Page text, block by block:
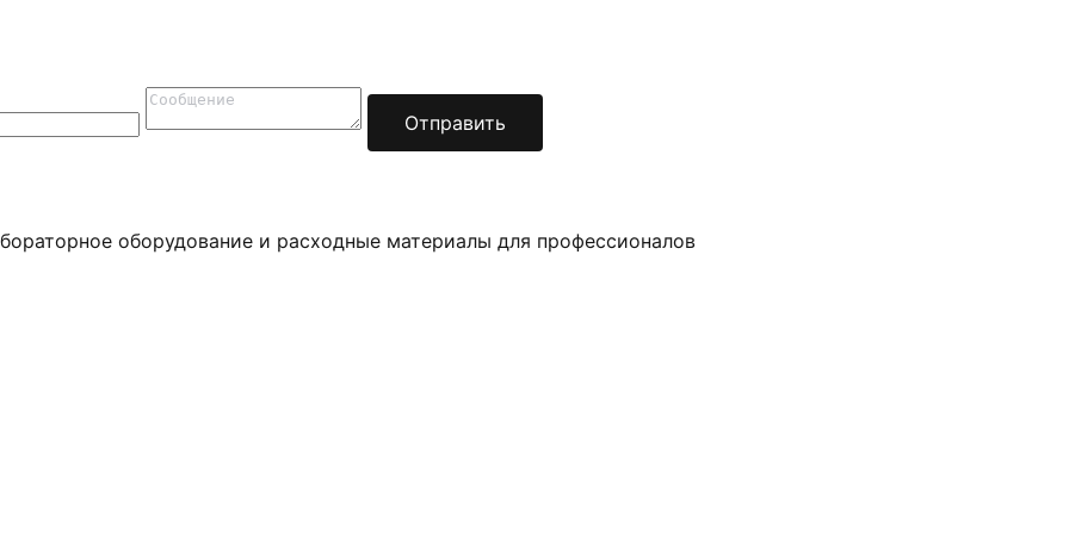
Отправить
оборудование и расходные материалы для профессионалов